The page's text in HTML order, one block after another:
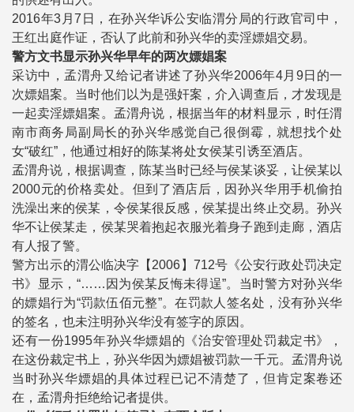
2016年3月7日，在孙兴华诉公安临渭分局的行政官司中，
王红出庭作证，否认了此前和孙兴华的卖淫嫖娼交易。
警方文书显示孙兴华早年的两次嫖娼案
采访中，孟渭舟又给记者讲述了孙兴华2006年4月9日的一
次嫖娼案。当时他们以为是强奸案，介入调查后，才发现是
一起卖淫嫖娼案。孟渭舟说，根据当年的材料显示，时任渭
南市商务局副局长的孙兴华感觉自己很倒霉，就想找个处
女“破红”，他通过相好的陈某将处女侯某引诱至酒店。
孟渭舟说，根据调查，陈某当时已经与侯某谈妥，让侯某以
2000元的价格卖处。但到了酒店后，因孙兴华用手机偷拍
洗澡出来的侯某，令侯某很反感，侯某提出终止交易。孙兴
华不让侯某走，侯某哭着抱起衣服光着身子跑到走廊，酒店
有人报了警。
警方出示的渭公临决字【2006】712号《公安行政处罚决定
书》显示，“……因为侯某反悔未得逞”。当时警方对孙兴华
的嫖娼行为“罚款伍佰元整”。在罚款人签名处，没有孙兴华
的签名，也未注明孙兴华没有签字的原因。
还有一份1995年孙兴华嫖娼的《治安管理处罚裁定书》，
在这份裁定书上，孙兴华因为嫖娼被罚款一千元。孟渭舟说
当时孙兴华嫖娼的具体过程已记不清楚了，但肯定案卷还
在，孟渭舟拒绝给记者提供。